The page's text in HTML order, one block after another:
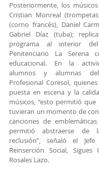
Posteriormente, los
Cristian Monreal
(corno francés), Daniel
Gabriel Díaz (tuba);
programa al interior del
Penitenciario La Serena
educacional. En la
alumnos y alumnas
Profesional Coresol,
puesta en escena y la
músicos, “esto permitió
tuvieran un momento de
canciones de
permitió abstraerse de
reclusión”, señaló el
Reinserción Social, Sigues
Rosales Lazo.